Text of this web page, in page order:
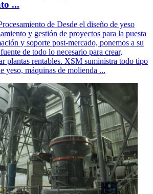
...
de Desde el diseño de yeso
y gestión de proyectos para la puesta
y soporte post-mercado, ponemos a su
de todo lo necesario para crear,
plantas rentables. XSM suministra todo tipo
yeso, máquinas de molienda ...